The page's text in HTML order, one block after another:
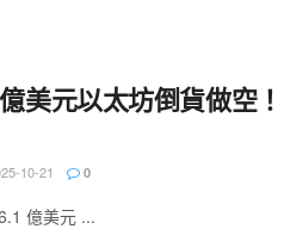
美元以太坊倒貨做空
10-21 0
億美元 ...